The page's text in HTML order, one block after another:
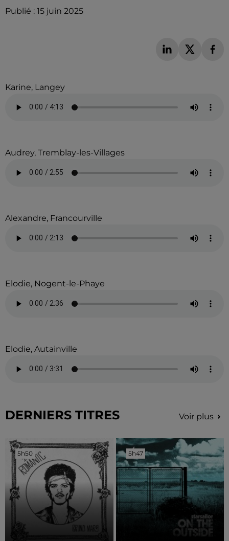
Publié : 15 juin 2025
Karine, Langey
Audrey, Tremblay-les-Villages
Alexandre, Francourville
Elodie, Nogent-le-Phaye
Elodie, Autainville
DERNIERS TITRES Voir plus
5h50
5h50 5h47
5h47